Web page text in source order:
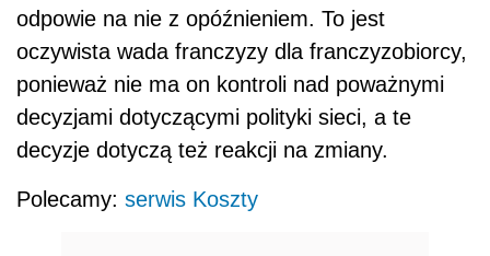
odpowie na nie z opóźnieniem. To jest
oczywista wada franczyzy dla franczyzobiorcy,
ponieważ nie ma on kontroli nad poważnymi
decyzjami dotyczącymi polityki sieci, a te
decyzje dotyczą też reakcji na zmiany.
Polecamy: serwis Koszty